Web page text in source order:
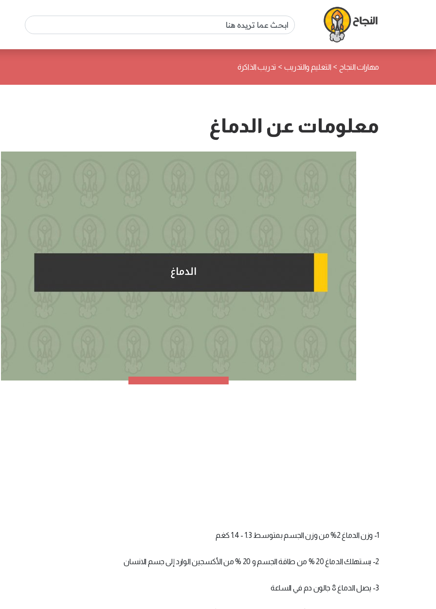
مهارات النجاح > التعليم والتدريب > تدريب الذاكرة
معلومات عن الدماغ
1- وزن الدماغ 2% من وزن الجسم بمتوسط 1.3 - 1.4 كغم
2- يستهلك الدماغ 20 % من طاقة الجسم و 20 % من الأكسجين الوارد إلى جسم الانسان
3- يصل الدماغ 8 جالون دم في الساعة